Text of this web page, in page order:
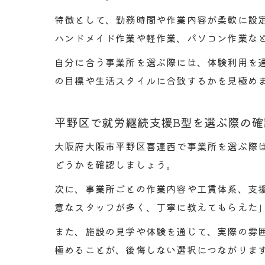
特徴として、勤務時間や作業内容が柔軟に
ハンドメイド作業や軽作業、パソコン作業
自分に合う事業所を選ぶ際には、体験利用
の目標や生活スタイルに合致するかを見極め
平野区で就労継続支援B型を選ぶ際の
大阪府大阪市平野区喜連西で事業所を選ぶ
どうかを確認しましょう。
次に、事業所ごとの作業内容や工賃体系、
意なスタッフが多く、丁寧に教えてもらえた
また、施設の見学や体験を通じて、実際の
極めることが、後悔しない選択につながりま